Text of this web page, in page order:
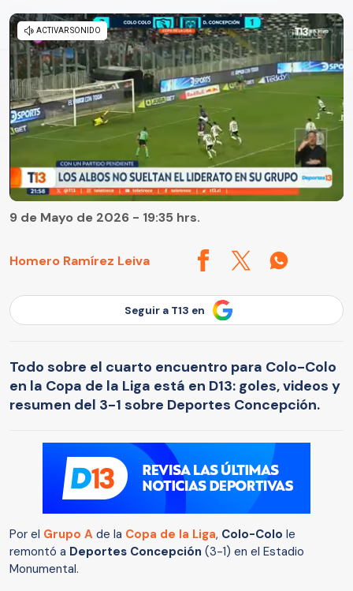
Homero Ramírez Leiva
9 de Mayo de 2026 - 19:35 hrs.
Seguir a T13 en
Todo sobre el cuarto encuentro para Colo-Colo
en la Copa de la Liga está en D13: goles, videos y
resumen del 3-1 sobre Deportes Concepción.
Por el Grupo A de la Copa de la Liga, Colo-Colo le
remontó a Deportes Concepción (3-1) en el Estadio
Monumental.